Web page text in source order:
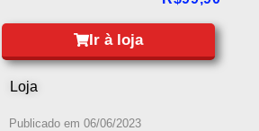
Ir à loja
Loja
Publicado em 06/06/2023